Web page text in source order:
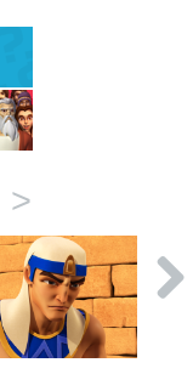
>